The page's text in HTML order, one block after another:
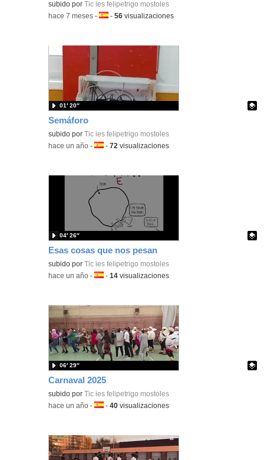
Contenido educativo.
subido por Tic ies felipetrigo mostoles
-hace 7 meses -Idioma:
-56 visualizaciones
Semáforo
Contenido educativo.
subido por Tic ies felipetrigo mostoles
01′ 20″
-hace un año -Idioma:
-72 visualizaciones
Esas cosas que nos pesan
Contenido educativo.
subido por Tic ies felipetrigo mostoles
04′ 26″
-hace un año -Idioma:
-14 visualizaciones
Carnaval 2025
Contenido educativo.
subido por Tic ies felipetrigo mostoles
06′ 29″
-hace un año -Idioma:
-40 visualizaciones